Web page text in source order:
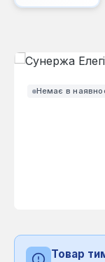
Немає в
Пропустити
Товар